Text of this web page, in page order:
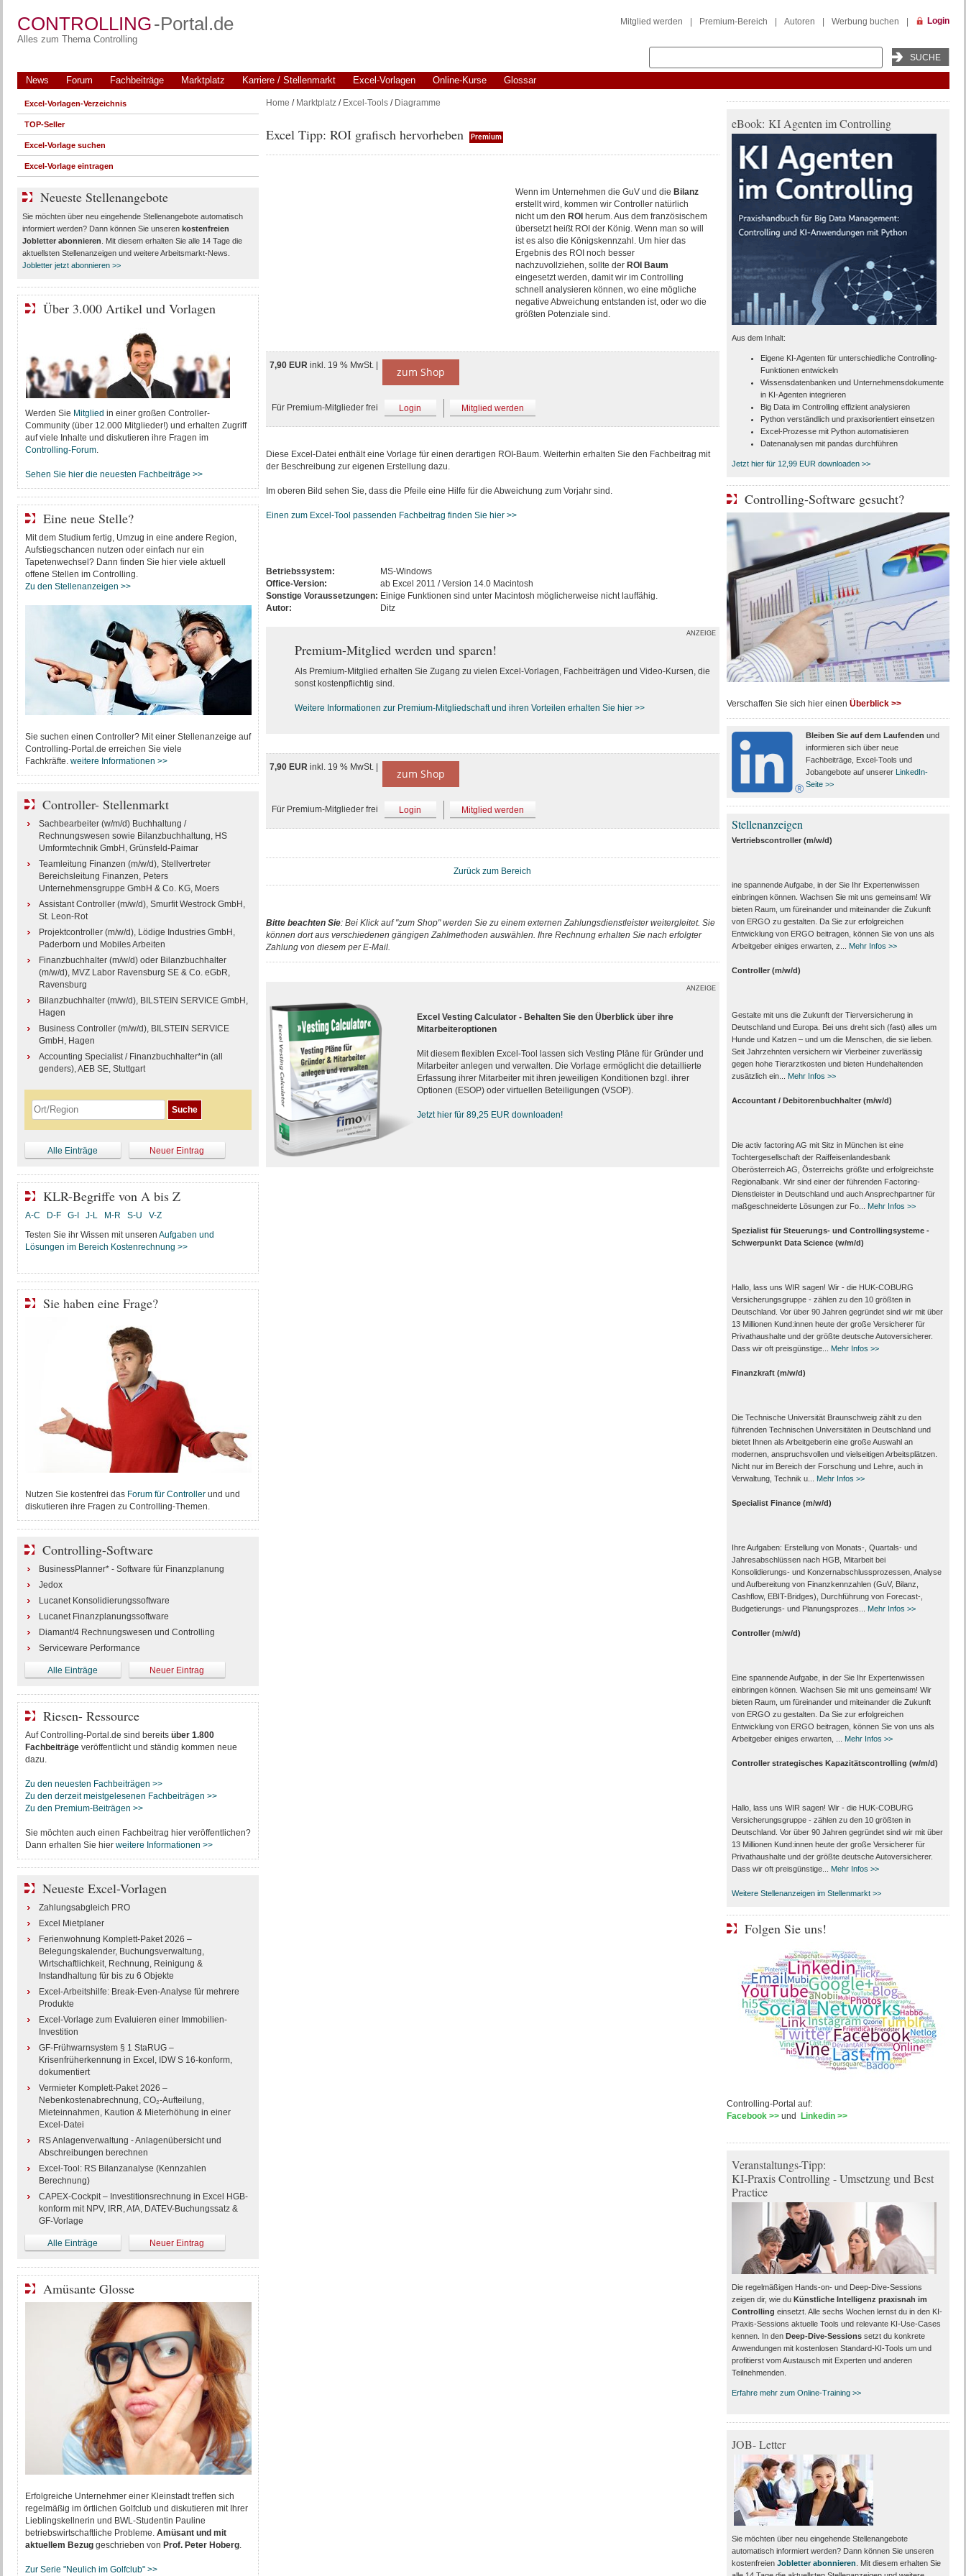
CONTROLLING-Portal.de
Alles zum Thema Controlling
Mitglied werden Premium-Bereich Autoren Werbung buchen Login
News Forum Fachbeiträge Marktplatz Karriere / Stellenmarkt Excel-Vorlagen Online-Kurse Glossar
Home / Marktplatz/ Excel-Tools/ Diagramme
Excel Tipp: ROI grafisch hervorheben Premium
Wenn im Unternehmen die GuV und die Bilanz
erstellt wird, kommen wir Controller natürlich
nicht um den ROI herum. Aus dem französischem
übersetzt heißt ROI der König. Wenn man so will
ist es also die Königskennzahl. Um hier das
Ergebnis des ROI noch besser
nachzuvollziehen, sollte der ROI Baum
eingesetzt werden, damit wir im Controlling
schnell analysieren können, wo eine mögliche
negative Abweichung entstanden ist, oder wo die
größten Potenziale sind.
7,90 EUR inkl. 19 % MwSt. | zum Shop
Für Premium-Mitglieder frei Login Mitglied werden
Diese Excel-Datei enthält eine Vorlage für einen derartigen ROI-Baum. Weiterhin erhalten Sie den Fachbeitrag mit
der Beschreibung zur eigenen Erstellung dazu.
Im oberen Bild sehen Sie, dass die Pfeile eine Hilfe für die Abweichung zum Vorjahr sind.
Einen zum Excel-Tool passenden Fachbeitrag finden Sie hier >>
Betriebssystem:
MS-Windows
Office-Version:
ab Excel 2011 / Version 14.0 Macintosh
Sonstige Voraussetzungen: Einige Funktionen sind unter Macintosh möglicherweise nicht lauffähig.
Autor:
Ditz
ANZEIGE
Premium-Mitglied werden und sparen!
Als Premium-Mitglied erhalten Sie Zugang zu vielen Excel-Vorlagen, Fachbeiträgen und Video-Kursen, die
sonst kostenpflichtig sind.
Weitere Informationen zur Premium-Mitgliedschaft und ihren Vorteilen erhalten Sie hier >>
7,90 EUR inkl. 19 % MwSt. | zum Shop
Für Premium-Mitglieder frei Login Mitglied werden
Zurück zum Bereich
Bitte beachten Sie: Bei Klick auf "zum Shop" werden Sie zu einem externen Zahlungsdienstleister weitergleitet. Sie
können dort aus verschiedenen gängigen Zahlmethoden auswählen. Ihre Rechnung erhalten Sie nach erfolgter
Zahlung von diesem per E-Mail.
ANZEIGE
Excel Vesting Calculator - Behalten Sie den Überblick über ihre
Mitarbeiteroptionen
Mit diesem flexiblen Excel-Tool lassen sich Vesting Pläne für Gründer und
Mitarbeiter anlegen und verwalten. Die Vorlage ermöglicht die detaillierte
Erfassung ihrer Mitarbeiter mit ihren jeweiligen Konditionen bzgl. ihrer
Optionen (ESOP) oder virtuellen Beteiligungen (VSOP).
Jetzt hier für 89,25 EUR downloaden!
Excel-Vorlagen-Verzeichnis
TOP-Seller
Excel-Vorlage suchen
Excel-Vorlage eintragen
Neueste Stellenangebote
Sie möchten über neu eingehende Stellenangebote automatisch
informiert werden? Dann können Sie unseren kostenfreien
Jobletter abonnieren . Mit diesem erhalten Sie alle 14 Tage die
aktuellsten Stellenanzeigen und weitere Arbeitsmarkt-News.
Jobletter jetzt abonnieren >>
Über 3.000 Artikel und Vorlagen
Werden Sie Mitglied in einer großen Controller-
Community (über 12.000 Mitglieder!) und erhalten Zugriff
auf viele Inhalte und diskutieren ihre Fragen im
Controlling-Forum.
Sehen Sie hier die neuesten Fachbeiträge >>
Eine neue Stelle?
Mit dem Studium fertig, Umzug in eine andere Region,
Aufstiegschancen nutzen oder einfach nur ein
Tapetenwechsel? Dann finden Sie hier viele aktuell
offene Stellen im Controlling.
Zu den Stellenanzeigen >>
Sie suchen einen Controller? Mit einer Stellenanzeige auf
Controlling-Portal.de erreichen Sie viele
Fachkräfte. weitere Informationen >>
Controller- Stellenmarkt
Sachbearbeiter (w/m/d) Buchhaltung /
Rechnungswesen sowie Bilanzbuchhaltung, HS
Umformtechnik GmbH, Grünsfeld-Paimar
Teamleitung Finanzen (m/w/d), Stellvertreter
Bereichsleitung Finanzen, Peters
Unternehmensgruppe GmbH & Co. KG, Moers
Assistant Controller (m/w/d), Smurfit Westrock GmbH,
St. Leon-Rot
Projektcontroller (m/w/d), Lödige Industries GmbH,
Paderborn und Mobiles Arbeiten
Finanzbuchhalter (m/w/d) oder Bilanzbuchhalter
(m/w/d), MVZ Labor Ravensburg SE & Co. eGbR,
Ravensburg
Bilanzbuchhalter (m/w/d), BILSTEIN SERVICE GmbH,
Hagen
Business Controller (m/w/d), BILSTEIN SERVICE
GmbH, Hagen
Accounting Specialist / Finanzbuchhalter*in (all
genders), AEB SE, Stuttgart
Alle Einträge Neuer Eintrag
KLR-Begriffe von A bis Z
A-C D-F G-I J-L M-R S-U
V-Z
Testen Sie ihr Wissen mit unseren Aufgaben und
Lösungen im Bereich Kostenrechnung >>
Sie haben eine Frage?
Nutzen Sie kostenfrei das Forum für Controllerund und
diskutieren ihre Fragen zu Controlling-Themen.
Controlling-Software
BusinessPlanner* - Software für Finanzplanung
Jedox
Lucanet Konsolidierungssoftware
Lucanet Finanzplanungssoftware
Diamant/4 Rechnungswesen und Controlling
Serviceware Performance
Alle Einträge Neuer Eintrag
Riesen- Ressource
Auf Controlling-Portal.de sind bereits über 1.800
Fachbeiträgeveröffentlicht und ständig kommen neue
dazu.
Zu den neuesten Fachbeiträgen >>
Zu den derzeit meistgelesenen Fachbeiträgen >>
Zu den Premium-Beiträgen >>
Sie möchten auch einen Fachbeitrag hier veröffentlichen?
Dann erhalten Sie hier weitere Informationen >>
Neueste Excel-Vorlagen
Zahlungsabgleich PRO
Excel Mietplaner
Ferienwohnung Komplett-Paket 2026 –
Belegungskalender, Buchungsverwaltung,
Wirtschaftlichkeit, Rechnung, Reinigung &
Instandhaltung für bis zu 6 Objekte
Excel-Arbeitshilfe: Break-Even-Analyse für mehrere
Produkte
Excel-Vorlage zum Evaluieren einer Immobilien-
Investition
GF-Frühwarnsystem § 1 StaRUG –
Krisenfrüherkennung in Excel, IDW S 16-konform,
dokumentiert
Vermieter Komplett-Paket 2026 –
Nebenkostenabrechnung, CO₂-Aufteilung,
Mieteinnahmen, Kaution & Mieterhöhung in einer
Excel-Datei
RS Anlagenverwaltung - Anlagenübersicht und
Abschreibungen berechnen
Excel-Tool: RS Bilanzanalyse (Kennzahlen
Berechnung)
CAPEX-Cockpit – Investitionsrechnung in Excel HGB-
konform mit NPV, IRR, AfA, DATEV-Buchungssatz &
GF-Vorlage
Alle Einträge Neuer Eintrag
Amüsante Glosse
Erfolgreiche Unternehmer einer Kleinstadt treffen sich
regelmäßig im örtlichen Golfclub und diskutieren mit Ihrer
Lieblingskellnerin und BWL-Studentin Pauline
betriebswirtschaftliche Probleme. Amüsant und mit
aktuellem Bezuggeschrieben von Prof. Peter Hoberg.
Zur Serie "Neulich im Golfclub" >>
eBook: KI Agenten im Controlling
Aus dem Inhalt:
Eigene KI-Agenten für unterschiedliche Controlling-
Funktionen entwickeln
Wissensdatenbanken und Unternehmensdokumente
in KI-Agenten integrieren
Big Data im Controlling effizient analysieren
Python verständlich und praxisorientiert einsetzen
Excel-Prozesse mit Python automatisieren
Datenanalysen mit pandas durchführen
Jetzt hier für 12,99 EUR downloaden >>
Controlling-Software gesucht?
Verschaffen Sie sich hier einen Überblick >>
Bleiben Sie auf dem Laufenden und
informieren sich über neue
Fachbeiträge, Excel-Tools und
Jobangebote auf unserer LinkedIn-
Seite >>
Stellenanzeigen
Vertriebscontroller (m/w/d)
ine spannende Aufgabe, in der Sie Ihr Expertenwissen
einbringen können. Wachsen Sie mit uns gemeinsam! Wir
bieten Raum, um füreinander und miteinander die Zukunft
von ERGO zu gestalten. Da Sie zur erfolgreichen
Entwicklung von ERGO beitragen, können Sie von uns als
Arbeitgeber einiges erwarten, z...
Mehr Infos >>
Controller (m/w/d)
Gestalte mit uns die Zukunft der Tierversicherung in
Deutschland und Europa. Bei uns dreht sich (fast) alles um
Hunde und Katzen – und um die Menschen, die sie lieben.
Seit Jahrzehnten versichern wir Vierbeiner zuverlässig
gegen hohe Tierarztkosten und bieten Hundehaltenden
zusätzlich ein...
Mehr Infos >>
Accountant / Debitorenbuchhalter (m/w/d)
Die activ factoring AG mit Sitz in München ist eine
Tochtergesellschaft der Raiffeisenlandesbank
Oberösterreich AG, Österreichs größte und erfolgreichste
Regionalbank. Wir sind einer der führenden Factoring-
Dienstleister in Deutschland und auch Ansprechpartner für
maßgeschneiderte Lösungen zur Fo...
Mehr Infos >>
Spezialist für Steuerungs- und Controllingsysteme -
Schwerpunkt Data Science (w/m/d)
Hallo, lass uns WIR sagen! Wir - die HUK-COBURG
Versicherungsgruppe - zählen zu den 10 größten in
Deutschland. Vor über 90 Jahren gegründet sind wir mit über
13 Millionen Kund:innen heute der große Versicherer für
Privathaushalte und der größte deutsche Autoversicherer.
Dass wir oft preisgünstige...
Mehr Infos >>
Finanzkraft (m/w/d)
Die Technische Universität Braunschweig zählt zu den
führenden Technischen Universitäten in Deutschland und
bietet Ihnen als Arbeit­geberin eine große Auswahl an
modernen, anspruchsvollen und vielseitigen Arbeits­plätzen.
Nicht nur im Bereich der Forschung und Lehre, auch in
Verwaltung, Technik u...
Mehr Infos >>
Specialist Finance (m/w/d)
Ihre Aufgaben: Erstellung von Monats‑, Quartals‑ und
Jahresabschlüssen nach HGB, Mitarbeit bei
Konsolidierungs‑ und Konzernabschlussprozessen, Analyse
und Aufbereitung von Finanzkennzahlen (GuV, Bilanz,
Cashflow, EBIT-Bridges), Durchführung von Forecast‑,
Budgetierungs‑ und Planungsprozes...
Mehr Infos >>
Controller (m/w/d)
Eine spannende Aufgabe, in der Sie Ihr Expertenwissen
einbringen können. Wachsen Sie mit uns gemeinsam! Wir
bieten Raum, um füreinander und miteinander die Zukunft
von ERGO zu gestalten. Da Sie zur erfolgreichen
Entwicklung von ERGO beitragen, können Sie von uns als
Arbeitgeber einiges erwarten, ...
Mehr Infos >>
Controller strategisches Kapazitätscontrolling (w/m/d)
Hallo, lass uns WIR sagen! Wir - die HUK-COBURG
Versicherungsgruppe - zählen zu den 10 größten in
Deutschland. Vor über 90 Jahren gegründet sind wir mit über
13 Millionen Kund:innen heute der große Versicherer für
Privathaushalte und der größte deutsche Autoversicherer.
Dass wir oft preisgünstige...
Mehr Infos >>
Weitere Stellenanzeigen im Stellenmarkt >>
Folgen Sie uns!
Controlling-Portal auf:
Facebook >>und Linkedin >>
Veranstaltungs-Tipp:
KI-Praxis Controlling - Umsetzung und Best
Practice
Die regelmäßigen Hands-on- und Deep-Dive-Sessions
zeigen dir, wie du Künstliche Intelligenz praxisnah im
Controlling einsetzt. Alle sechs Wochen lernst du in den KI-
Praxis-Sessions aktuelle Tools und relevante KI-Use-Cases
kennen. In den Deep-Dive-Sessionssetzt du konkrete
Anwendungen mit kostenlosen Standard-KI-Tools um und
profitierst vom Austausch mit Experten und anderen
Teilnehmenden.
Erfahre mehr zum Online-Training >>
JOB- Letter
Sie möchten über neu eingehende Stellenangebote
automatisch informiert werden? Dann können Sie unseren
kostenfreien Jobletter abonnieren . Mit diesem erhalten Sie